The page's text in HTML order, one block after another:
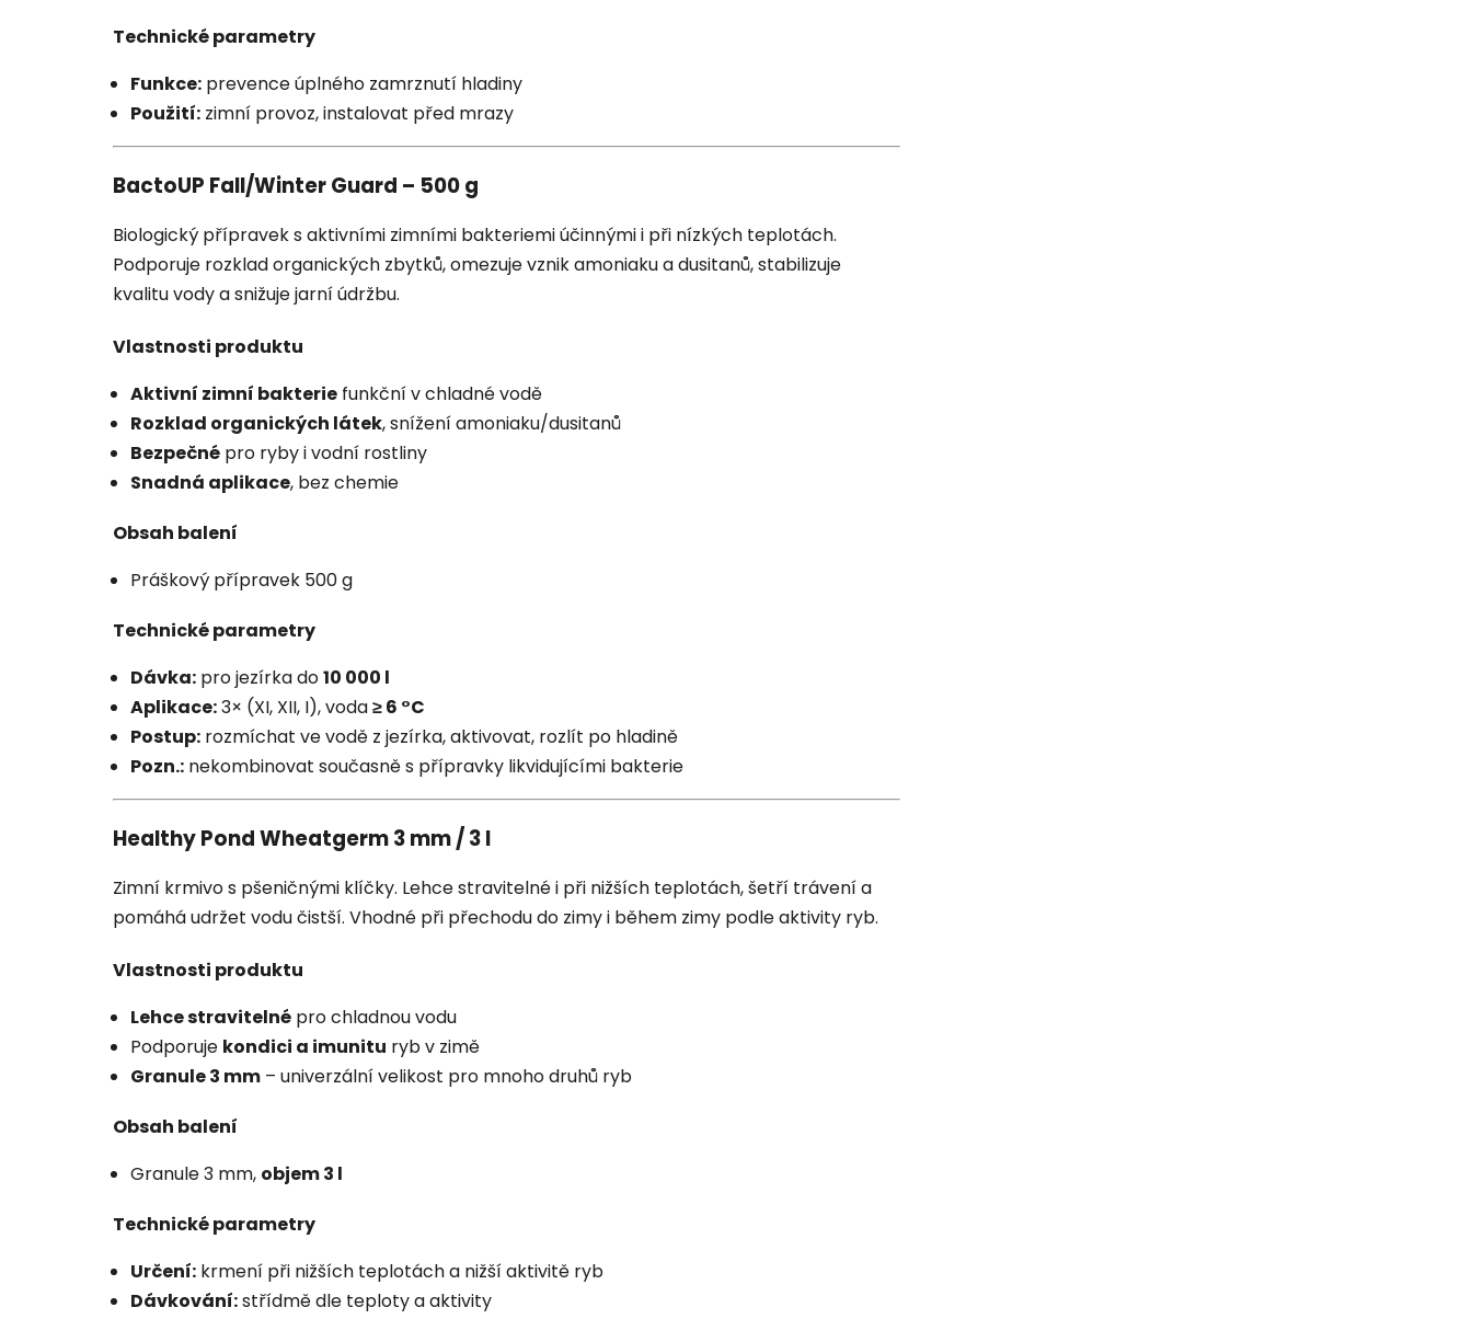
Technické parametry
Funkce: prevence úplného zamrznutí hladiny
Použití: zimní provoz, instalovat před mrazy
BactoUP Fall/Winter Guard – 500 g
Biologický přípravek s aktivními zimními bakteriemi účinnými i při nízkých teplotách.
Podporuje rozklad organických zbytků, omezuje vznik amoniaku a dusitanů, stabilizuje
kvalitu vody a snižuje jarní údržbu.
Vlastnosti produktu
Aktivní zimní bakterie funkční v chladné vodě
Rozklad organických látek, snížení amoniaku/dusitanů
Bezpečné pro ryby i vodní rostliny
Snadná aplikace, bez chemie
Obsah balení
Práškový přípravek 500 g
Technické parametry
Dávka: pro jezírka do10 000 l
Aplikace:3× (XI, XII, I), voda≥ 6 °C
Postup: rozmíchat ve vodě z jezírka, aktivovat, rozlít po hladině
Pozn.: nekombinovat současně s přípravky likvidujícími bakterie
Healthy Pond Wheatgerm 3 mm / 3 l
Zimní krmivo s pšeničnými klíčky. Lehce stravitelné i při nižších teplotách, šetří trávení a
pomáhá udržet vodu čistší. Vhodné při přechodu do zimy i během zimy podle aktivity ryb.
Vlastnosti produktu
Lehce stravitelné pro chladnou vodu
Podporuje kondici a imunitu ryb v zimě
Granule 3 mm – univerzální velikost pro mnoho druhů ryb
Obsah balení
Granule 3 mm, objem 3 l
Technické parametry
Určení: krmení při nižších teplotách a nižší aktivitě ryb
Dávkování:střídmě dle teploty a aktivity